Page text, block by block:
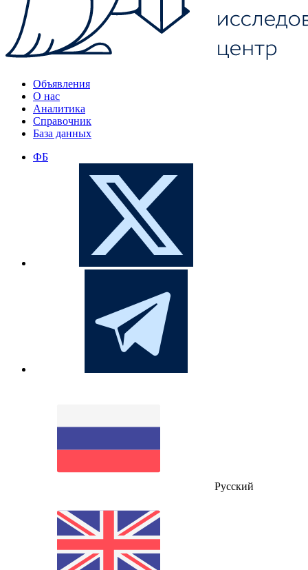
Объявления
О нас
Аналитика
Справочник
База данных
ФБ
Русский